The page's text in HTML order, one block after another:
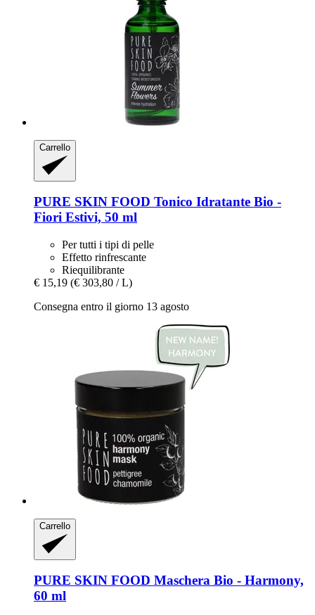
Carrello
PURE SKIN FOOD Tonico Idratante Bio -​
Fiori Estivi, 50 ml
Per tutti i tipi di pelle
Effetto rinfrescante
Riequilibrante
€ 15,19 (€ 303,80 / L)
Consegna entro il giorno 13 agosto
Carrello
PURE SKIN FOOD Maschera Bio -​ Harmony,
60 ml